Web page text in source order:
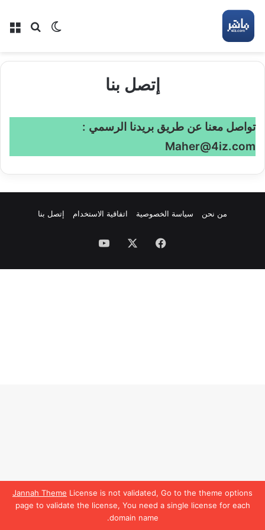
Jannah Theme License is not validated, Go to the theme options
page to validate the license, You need a single license for each
domain name.
بحثالوضع
إتصل بنا
تواصل معنا عن طريق بريدنا الرسمي :
Maher@4iz.com
من نحن سياسة الخصوصية اتفاقية الاستخدام إتصل بنا
فيسبوك ‫YouTube